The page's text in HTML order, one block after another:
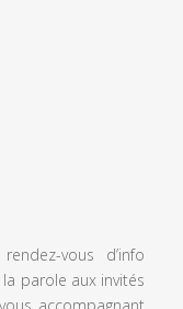
vous d’info
parole aux invités
accompagnant